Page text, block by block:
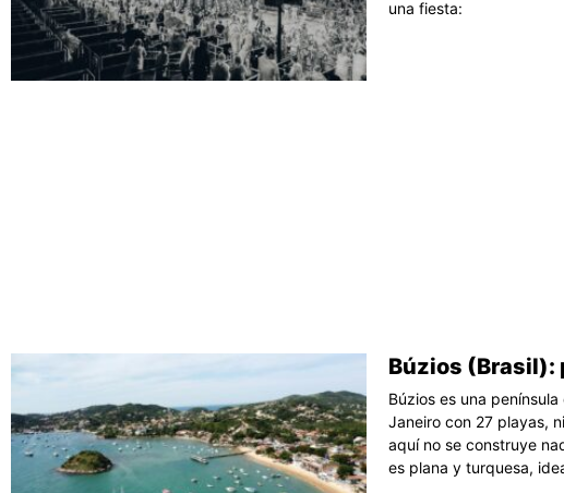
una fiesta:
Búzios (Brasil):
Búzios es una
Janeiro con 27 playas,
aquí no se construye
es plana y turquesa,